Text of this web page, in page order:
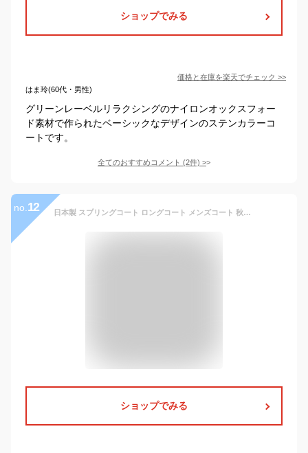
ショップでみる
価格と在庫を楽天でチェック >>
はま玲(60代・男性)
グリーンレーベルリラクシングのナイロンオックスフォー
ド素材で作られたベーシックなデザインのステンカラーコ
ートです。
全てのおすすめコメント (2件) >
no. 12 日本製 スプリングコート ロングコート メンズコート 秋物 ビジネス アウター 40代 ファッション メンズ 50代 秋 ステンカラーコート ステンカラー コート ロングステンカラーコート コートメンズ 細身 ビジネスカジュアル 冬 メンズコート
ショップでみる